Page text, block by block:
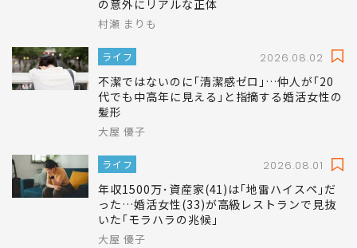
の意外にリアルな正体
村瀬 まりも
ライフ 2026.08.02
不潔ではないのに｢清潔感ゼロ｣…仲人が｢20
代でも中高年に見える｣と指摘する婚活女性の
髪形
大屋 優子
ライフ 2026.08.01
年収1500万･資産家(41)は｢地雷ハイスペ｣だ
った…婚活女性(33)が高級レストランで見抜
いた｢モラハラの兆候｣
大屋 優子